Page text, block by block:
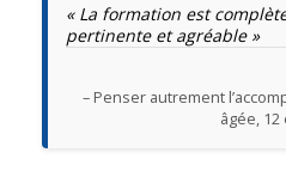
« La formation est
pertinente et agréable »
– Penser autrement
âgée, 12